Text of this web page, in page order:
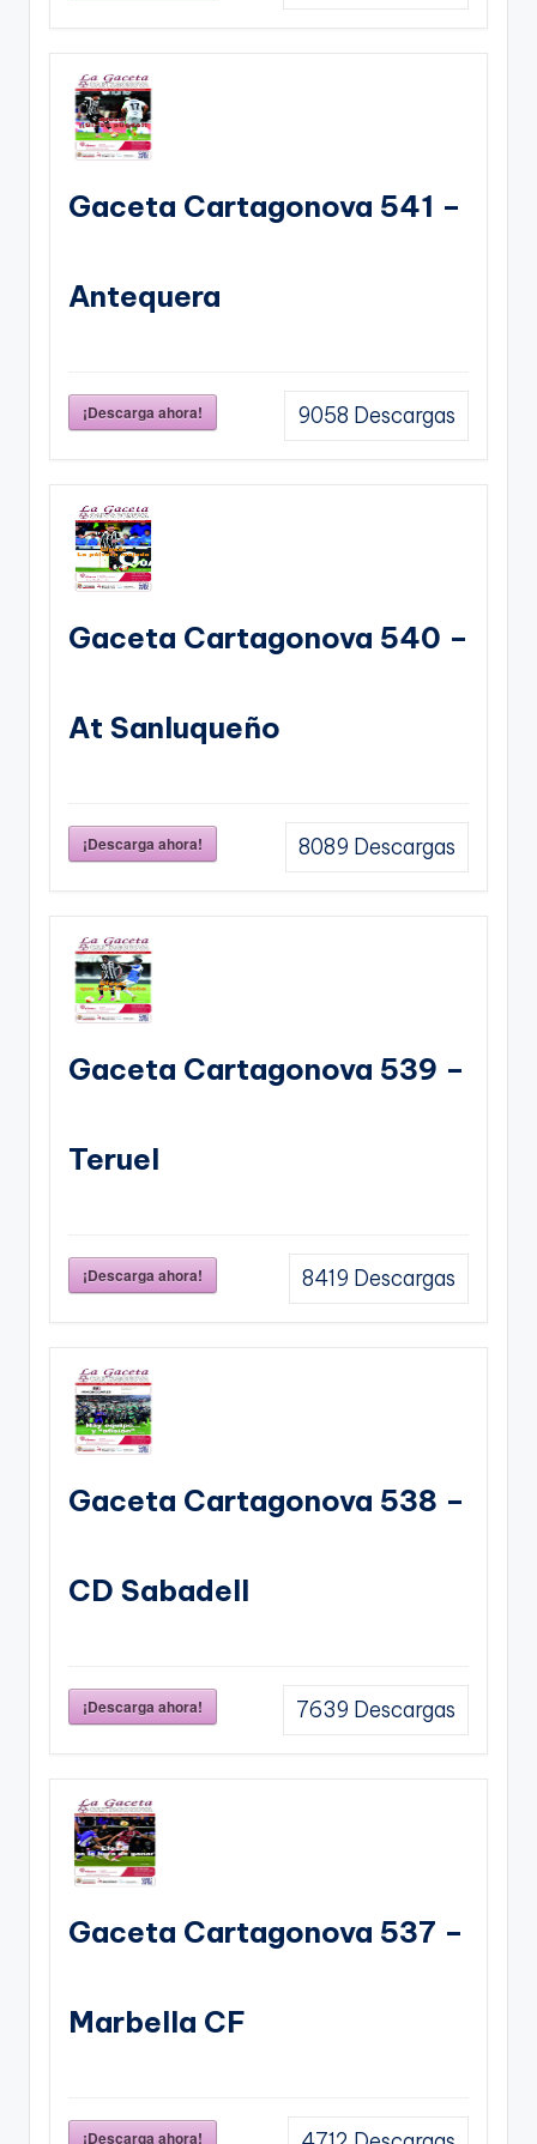
Gaceta Cartagonova 541 –
Antequera
¡Descarga ahora! 9058 Descargas
Gaceta Cartagonova 540 –
At Sanluqueño
¡Descarga ahora! 8089 Descargas
Gaceta Cartagonova 539 –
Teruel
¡Descarga ahora! 8419 Descargas
Gaceta Cartagonova 538 –
CD Sabadell
¡Descarga ahora! 7639 Descargas
Gaceta Cartagonova 537 –
Marbella CF
¡Descarga ahora!